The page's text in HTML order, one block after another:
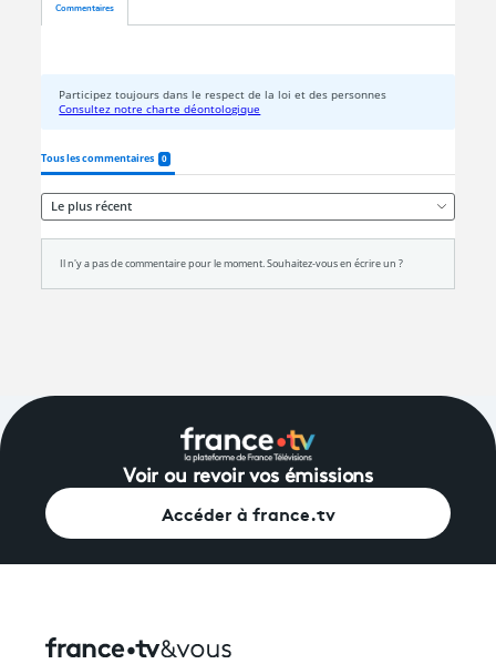
Voir ou revoir vos émissions
Accéder à france.tv